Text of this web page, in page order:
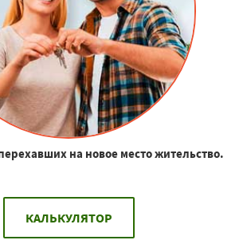
на новое место жительство.
КАЛЬКУЛЯТОР